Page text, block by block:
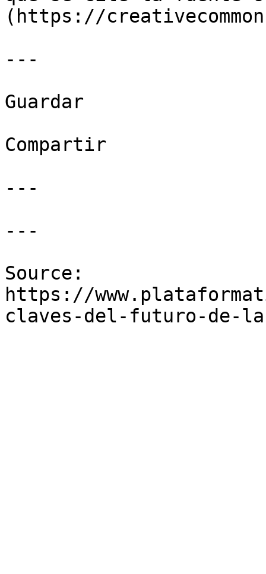
(https://
---
Guardar
Compartir
---
---
Source:
https://